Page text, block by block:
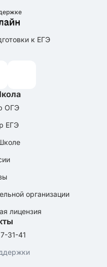
к ЕГЭ
ОГЭ
ЕГЭ
организации
лицензия
31-41